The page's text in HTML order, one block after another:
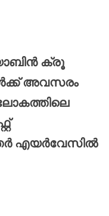
ക്രൂ
അവസരം
എയർവേസിൽ